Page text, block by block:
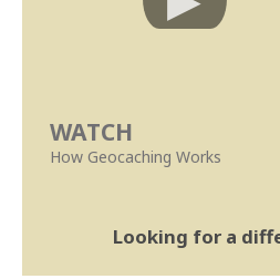
WATCH
How Geocaching Works
Looking for a